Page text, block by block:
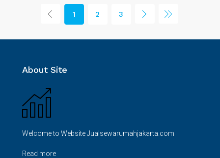
1 2 3
About Site
Welcome to Website Jualsewarumahjakarta.com
Read more